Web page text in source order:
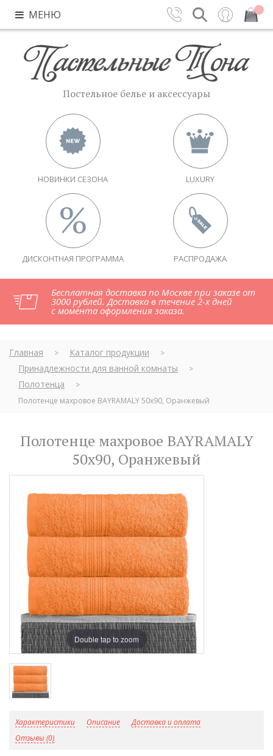
МЕНЮ Вход Закрыть
Постельное белье и аксессуары
НОВИНКИ СЕЗОНА LUXURY
ДИСКОНТНАЯ ПРОГРАММА РАСПРОДАЖА
Бесплатная доставка по Москве при заказе от
3000 рублей. Доставка в течение 2-х дней
с момента оформления заказа.
Главная > Каталог продукции >
Принадлежности для ванной комнаты >
Полотенца
>
Полотенце махровое BAYRAMALY 50х90, Оранжевый
Полотенце махровое BAYRAMALY
50х90, Оранжевый
Double tap to zoom
Характеристики Описание
Доставка и оплата
Отзывы (0)